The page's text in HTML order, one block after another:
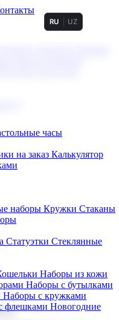
RU UZ
часы
на заказ Калькулятор
наборы Кружки Стаканы
Статуэтки Стеклянные
Наборы из кожи
Наборы с бутылками
Наборы с кружками
флешками Новогодние